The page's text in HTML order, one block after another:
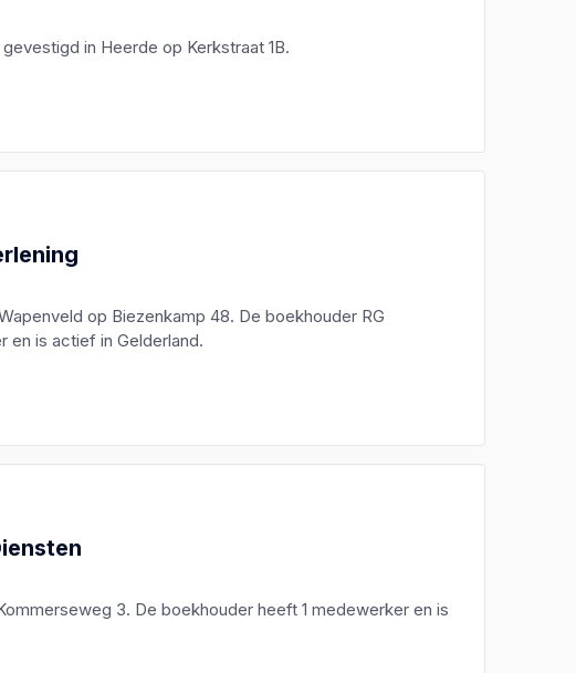
in Heerde op Kerkstraat 1B.
op Biezenkamp 48. De boekhouder RG
en is actief in Gelderland.
3. De boekhouder heeft 1 medewerker en is